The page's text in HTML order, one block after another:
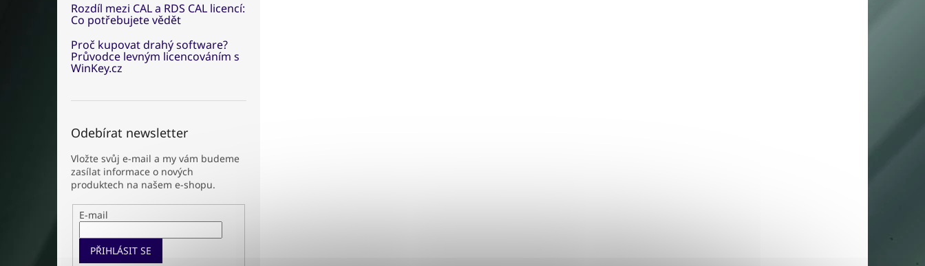
Rozdíl mezi CAL a RDS CAL licencí:
Co potřebujete vědět
Proč kupovat drahý software?
Průvodce levným licencováním s
WinKey.cz
Odebírat newsletter
Vložte svůj e-mail a my vám budeme
zasílat informace o nových
produktech na našem e-shopu.
E-mail
PŘIHLÁSIT SE